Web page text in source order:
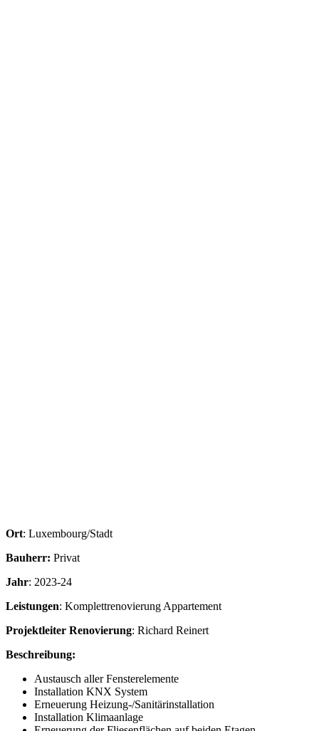
Ort: Luxembourg/Stadt
Bauherr: Privat
Jahr: 2023-24
Leistungen: Komplettrenovierung Appartement
Projektleiter Renovierung: Richard Reinert
Beschreibung:
Austausch aller Fensterelemente
Installation KNX System
Erneuerung Heizung-/Sanitärinstallation
Installation Klimaanlage